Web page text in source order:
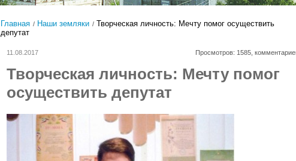
Главная Наши земляки
Творческая личность: Мечту помог осуществить
депутат
11.08.2017 Просмотров: 1585,
Творческая личность: Мечту помог
осуществить депутат